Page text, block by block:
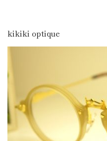
kikiki optique